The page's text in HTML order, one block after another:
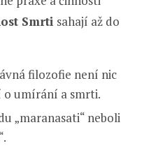
Smrti sahají až do
filozofie není nic
o umírání a smrti.
„maranasati“ neboli